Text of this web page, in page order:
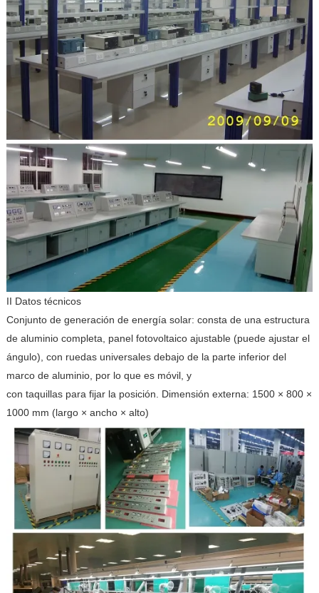
II Datos técnicos
Conjunto de generación de energía solar: consta de una estructura
de aluminio completa, panel fotovoltaico ajustable (puede ajustar el
ángulo), con ruedas universales debajo de la parte inferior del
marco de aluminio, por lo que es móvil, y
con taquillas para fijar la posición. Dimensión externa: 1500 × 800 ×
1000 mm (largo × ancho × alto)